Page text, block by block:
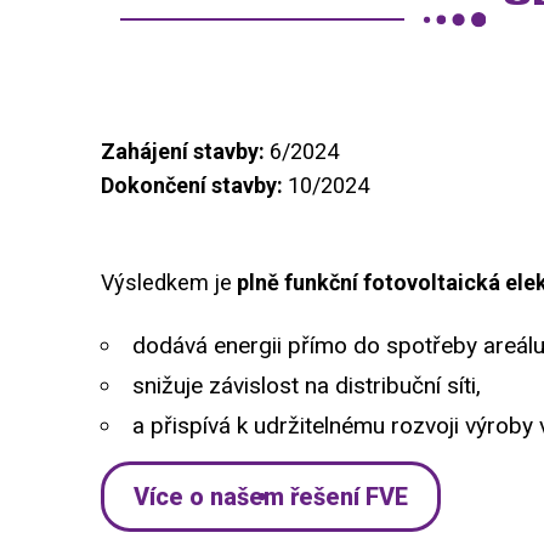
Zahájení stavby: 6/2024
Dokončení stavby: 10/2024
Výsledkem je plně funkční fotovoltaická
dodává energii přímo do spotřeby
snižuje závislost na distribuční síti,
a přispívá k udržitelnému rozvoji výroby
Více o našem řešení FVE